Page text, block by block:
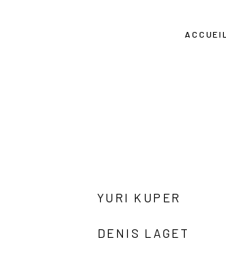
ACCUEIL
YURI KUPER
DENIS LAGET